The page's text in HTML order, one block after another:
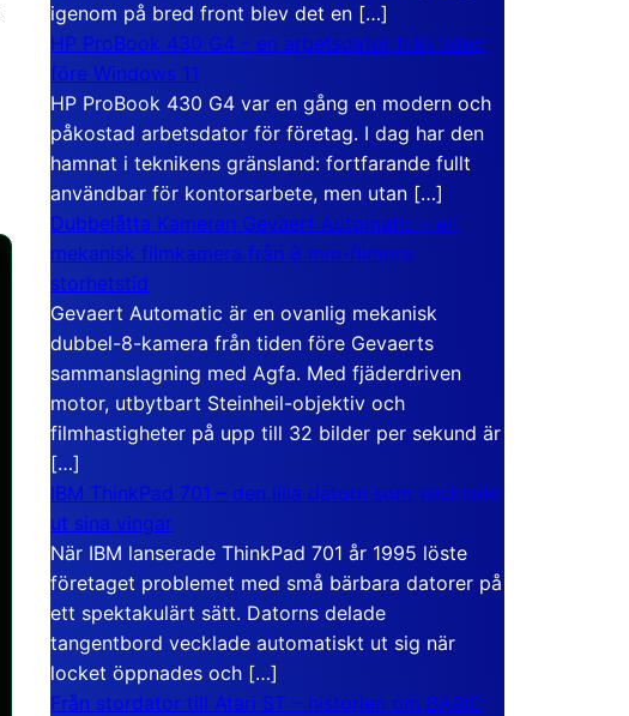
igenom på bred front blev det en […]
HP ProBook 430 G4 – en arbetsdator från tiden
före Windows 11
HP ProBook 430 G4 var en gång en modern och
påkostad arbetsdator för företag. I dag har den
hamnat i teknikens gränsland: fortfarande fullt
användbar för kontorsarbete, men utan […]
Dubbelåtta Kameran Gevaert Automatic – en
mekanisk filmkamera från 8 mm-filmens
storhetstid
Gevaert Automatic är en ovanlig mekanisk
dubbel-8-kamera från tiden före Gevaerts
sammanslagning med Agfa. Med fjäderdriven
motor, utbytbart Steinheil-objektiv och
filmhastigheter på upp till 32 bilder per sekund är
[…]
IBM ThinkPad 701 – den lilla datorn som vecklade
ut sina vingar
När IBM lanserade ThinkPad 701 år 1995 löste
företaget problemet med små bärbara datorer på
ett spektakulärt sätt. Datorns delade
tangentbord vecklade automatiskt ut sig när
locket öppnades och […]
Från stordator till Atari ST – historien om BASIC